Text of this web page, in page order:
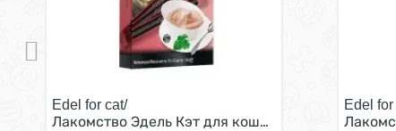
Edel for cat/
Лакомство Эдель Кэт для кошек Крем-суп с
Edel